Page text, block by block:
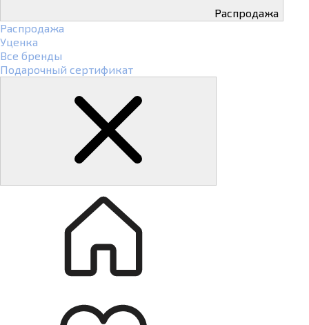
Распродажа
Распродажа
Уценка
Все бренды
Подарочный сертификат